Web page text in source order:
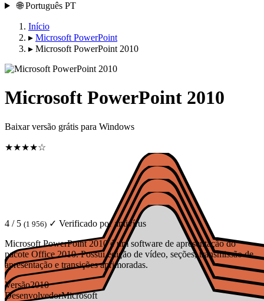
🌐 Português PT
Início
▸ Microsoft PowerPoint
▸ Microsoft PowerPoint 2010
Microsoft PowerPoint 2010
Baixar versão grátis para Windows
★★★★☆
4 / 5 (1 956) ✓ Verificado por antivírus
Microsoft PowerPoint 2010 é um software de apresentação do
pacote Office 2010. Possui edição de vídeo, seções, transmissão de
apresentação e transições aprimoradas.
Versão2010
DesenvolvedorMicrosoft